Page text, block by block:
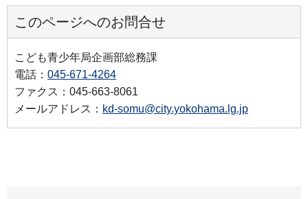
このページへのお問合せ
こども青少年局企画部総務課
電話： 045-671-4264
ファクス：045-663-8061
メールアドレス： kd-somu@city.yokohama.lg.jp